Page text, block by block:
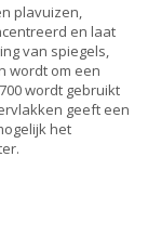
plavuizen,
en laat
van spiegels,
wordt om een
wordt gebruikt
geeft een
het